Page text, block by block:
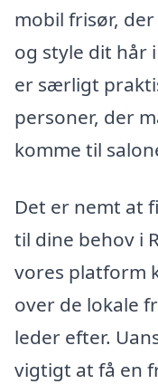
mobil frisør,
og style dit hår
er særligt
personer, der
komme til
Det er nemt at
til dine behov i
vores platform
over de lokale
leder efter.
vigtigt at få en